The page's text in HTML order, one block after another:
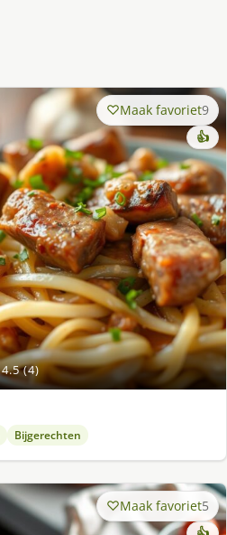
4.5 (4)
Maak favoriet9
👍
Bijgerechten
Maak favoriet5